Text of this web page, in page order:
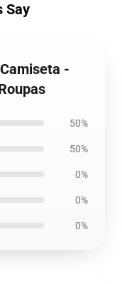
Say
-
50%
50%
0%
0%
0%